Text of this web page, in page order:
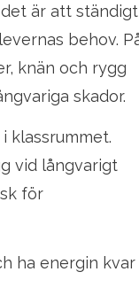
är att ständigt
behov.
knän och rygg
skador.
klassrummet.
vid långvarigt
för
ha energin kvar